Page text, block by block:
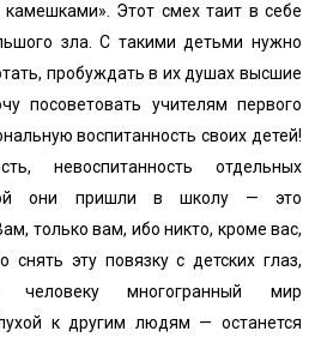
камешками». Этот смех таит в себе
зла. С такими детьми нужно
пробуждать в их душах высшие
посоветовать учителям первого
воспитанность своих детей!
невоспитанность отдельных
они пришли в школу — это
только вам, ибо никто, кроме вас,
снять эту повязку с детских глаз,
человеку многогранный мир
к другим людям — останется